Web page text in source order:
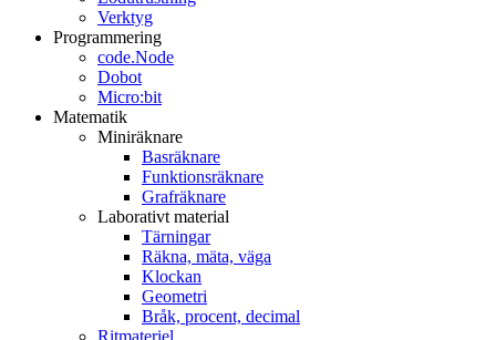
Verktyg
Programmering
code.Node
Dobot
Micro:bit
Matematik
Miniräknare
Basräknare
Funktionsräknare
Grafräknare
Laborativt material
Tärningar
Räkna, mäta, väga
Klockan
Geometri
Bråk, procent, decimal
Ritmateriel